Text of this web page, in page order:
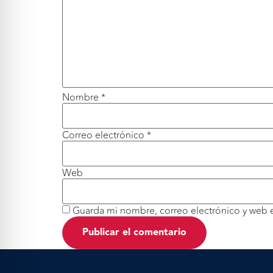
Nombre *
Correo electrónico *
Web
Guarda mi nombre, correo electrónico y web